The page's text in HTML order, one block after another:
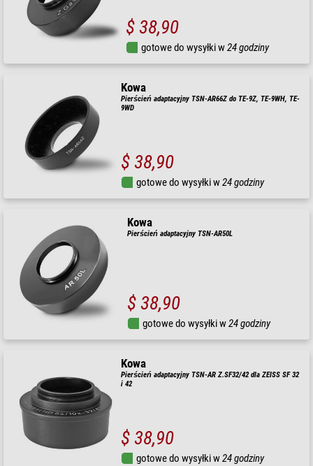
$ 38,90
gotowe do wysyłki w24 godziny
Kowa
Pierścień adaptacyjny TSN-AR66Z do TE-9Z, TE-9WH, TE-
9WD
$ 38,90
gotowe do wysyłki w24 godziny
Kowa
Pierścień adaptacyjny TSN-AR50L
$ 38,90
gotowe do wysyłki w24 godziny
Kowa
Pierścień adaptacyjny TSN-AR Z.SF32/42 dla ZEISS SF 32
i 42
$ 38,90
gotowe do wysyłki w24 godziny